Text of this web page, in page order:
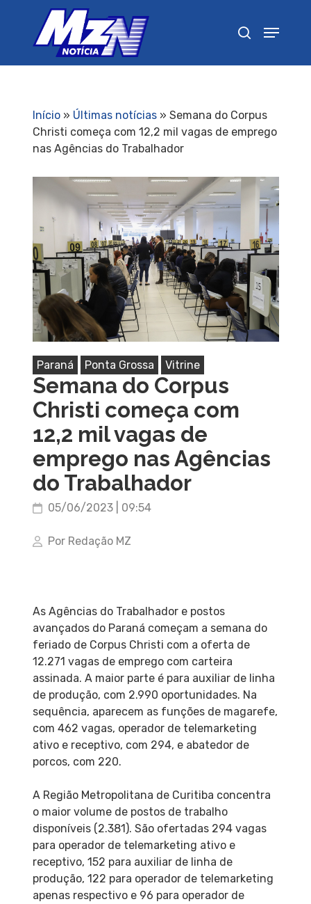
Início» Últimas notícias» Semana do Corpus
Christi começa com 12,2 mil vagas de emprego
nas Agências do Trabalhador
Paraná Ponta Grossa Vitrine
Semana do Corpus
Christi começa com
12,2 mil vagas de
emprego nas Agências
do Trabalhador
05/06/2023 | 09:54
Por Redação MZ
As Agências do Trabalhador e postos
avançados do Paraná começam a semana do
feriado de Corpus Christi com a oferta de
12.271 vagas de emprego com carteira
assinada. A maior parte é para auxiliar de linha
de produção, com 2.990 oportunidades. Na
sequência, aparecem as funções de magarefe,
com 462 vagas, operador de telemarketing
ativo e receptivo, com 294, e abatedor de
porcos, com 220.
A Região Metropolitana de Curitiba concentra
o maior volume de postos de trabalho
disponíveis (2.381). São ofertadas 294 vagas
para operador de telemarketing ativo e
receptivo, 152 para auxiliar de linha de
produção, 122 para operador de telemarketing
apenas respectivo e 96 para operador de